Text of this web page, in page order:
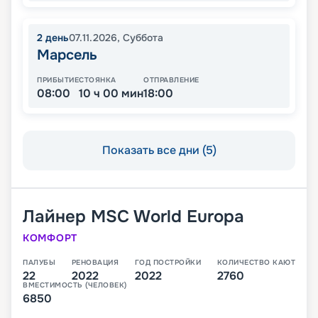
2 день07.11.2026, Суббота
Марсель
ПРИБЫТИЕ
08:00
СТОЯНКА
10 ч 00 мин
ОТПРАВЛЕНИЕ
18:00
Показать все дни (5)
Лайнер MSC World Europa
КОМФОРТ
ПАЛУБЫ
22
РЕНОВАЦИЯ
2022
ГОД ПОСТРОЙКИ
2022
КОЛИЧЕСТВО КАЮТ
2760
ВМЕСТИМОСТЬ (ЧЕЛОВЕК)
6850